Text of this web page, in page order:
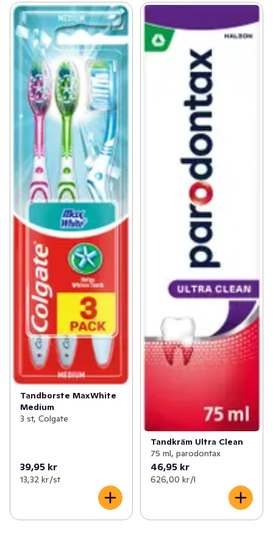
Tandborste MaxWhite
Medium
3 st, Colgate
39,95 kr
13,32 kr /st
Tandkräm Ultra Clean
75 ml, parodontax
46,95 kr
626,00 kr /l